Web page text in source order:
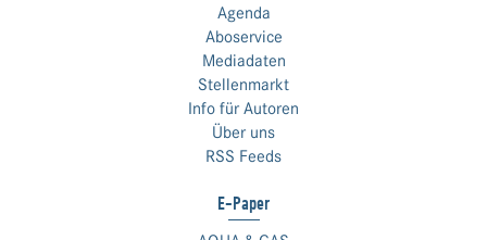
Agenda
Aboservice
Mediadaten
Stellenmarkt
Info für Autoren
Über uns
RSS Feeds
E-Paper